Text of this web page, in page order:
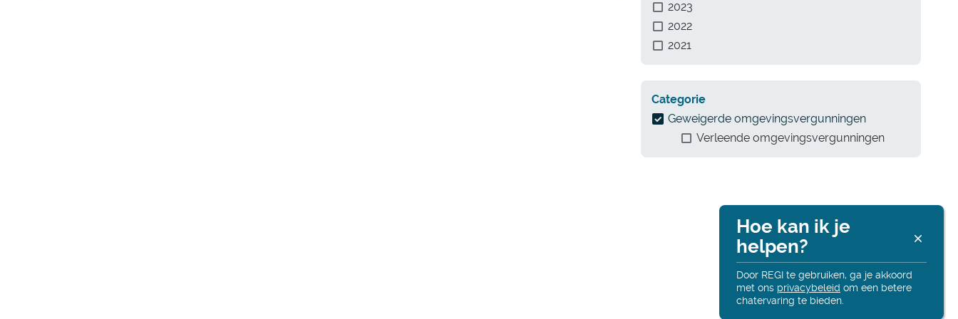
2023
2022
2021
Categorie
Geweigerde omgevingsvergunningen
Verleende omgevingsvergunningen
Hoe kan ik je
helpen?
Door REGI te gebruiken, ga je akkoord
met ons privacybeleid om een betere
chatervaring te bieden.